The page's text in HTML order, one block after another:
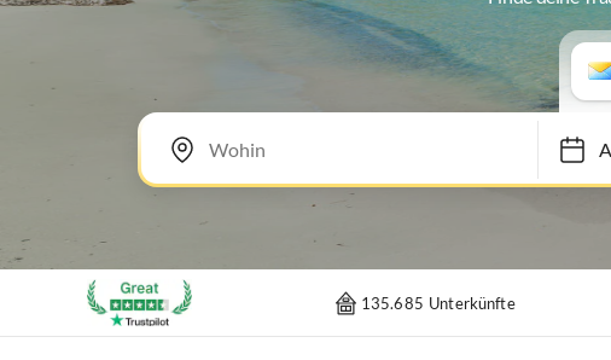
135.685 Unterkünfte